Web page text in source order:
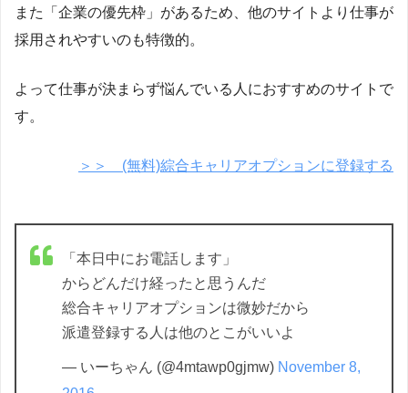
また「企業の優先枠」があるため、他のサイトより仕事が
採用されやすいのも特徴的。
よって仕事が決まらず悩んでいる人におすすめのサイトで
す。
＞＞ (無料)綜合キャリアオプションに登録する
「本日中にお電話します」
からどんだけ経ったと思うんだ
総合キャリアオプションは微妙だから
派遣登録する人は他のとこがいいよ
— いーちゃん (@4mtawp0gjmw) November 8,